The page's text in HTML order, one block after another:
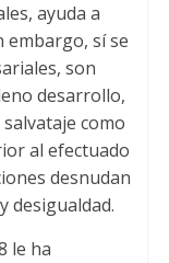
ayuda a
embargo, sí se
son
desarrollo,
como
al efectuado
desnudan
desigualdad.
le ha